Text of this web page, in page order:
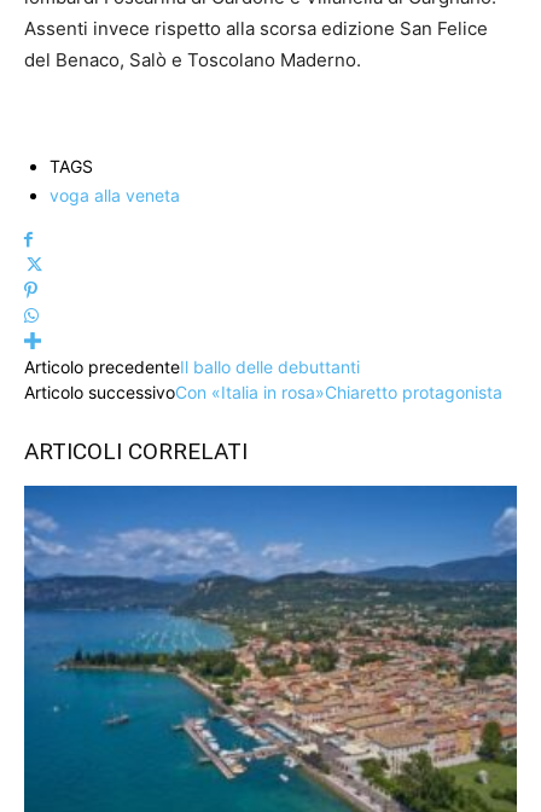
Assenti invece rispetto alla scorsa edizione San Felice
del Benaco, Salò e Toscolano Maderno.
TAGS
voga alla veneta
Articolo precedenteIl ballo delle debuttanti
Articolo successivoCon «Italia in rosa»Chiaretto protagonista
ARTICOLI CORRELATI